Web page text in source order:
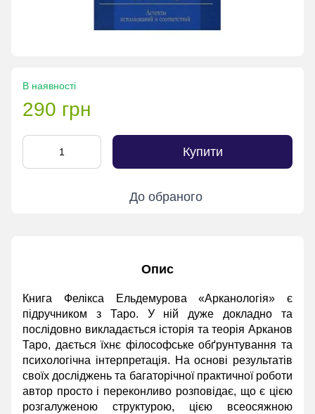
В наявності
290 грн
Купити
До обраного
Опис
Книга Фелікса Ельдемурова «Арканологія» є
підручником з Таро. У ній дуже докладно та
послідовно викладається історія та теорія Арканов
Таро, дається їхнє філософське обґрунтування та
психологічна інтерпретація. На основі результатів
своїх досліджень та багаторічної практичної роботи
автор просто і переконливо розповідає, що є цією
розгалуженою структурою, цією всеосяжною